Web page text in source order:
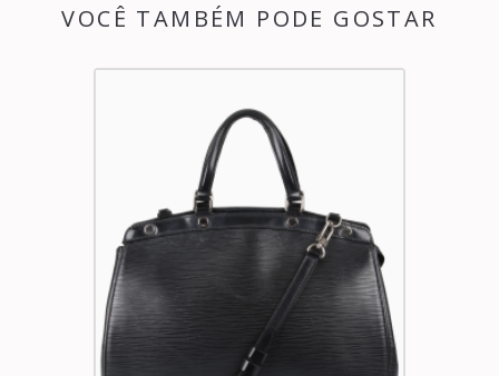
VOCÊ TAMBÉM PODE GOSTAR